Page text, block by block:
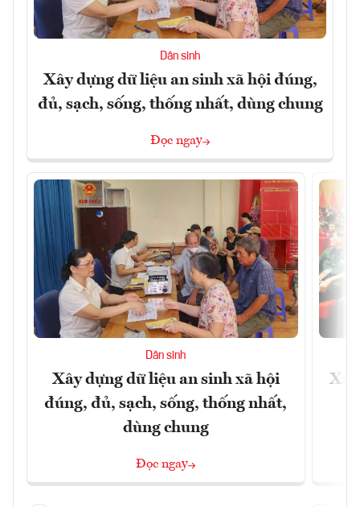
Dân sinh
Xây dựng dữ liệu an sinh xã hội đúng,
đủ, sạch, sống, thống nhất, dùng chung
Đọc ngay
Dân sinh
Xây dựng dữ liệu an sinh xã hội
đúng, đủ, sạch, sống, thống nhất,
dùng chung
Đọc ngay